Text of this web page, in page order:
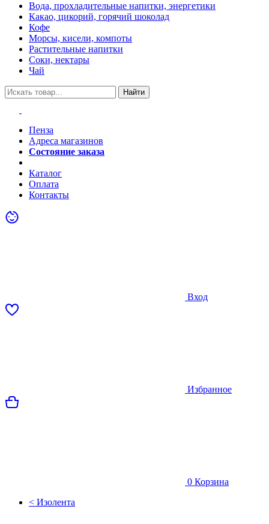
Вода, прохладительные напитки, энергетики
Какао, цикорий, горячий шоколад
Кофе
Морсы, кисели, компоты
Растительные напитки
Соки, нектары
Чай
Найти
Пенза
Адреса магазинов
Состояние заказа
Каталог
Оплата
Контакты
Вход
Избранное
0 Корзина
< Изолента